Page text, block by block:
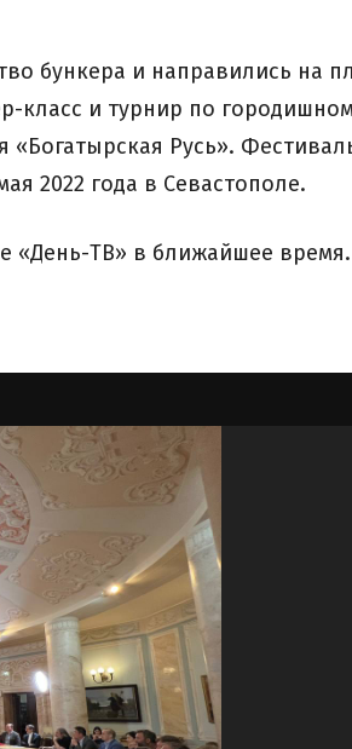
бункера и направились на
класс и турнир по
«Богатырская Русь».
2022 года в Севастополе.
«День-ТВ» в ближайшее время.